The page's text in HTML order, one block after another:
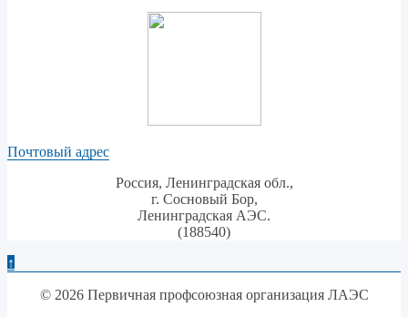
Почтовый адрес
Россия, Ленинградская обл.,
г. Сосновый Бор,
Ленинградская АЭС.
(188540)
↑
© 2026 Первичная профсоюзная организация ЛАЭС